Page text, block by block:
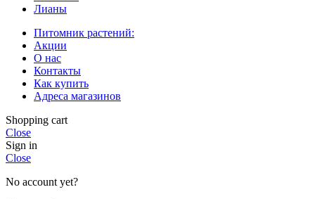
Лианы
Питомник растений:
Акции
О нас
Контакты
Как купить
Адреса магазинов
Shopping cart
Close
Sign in
Close
No account yet?